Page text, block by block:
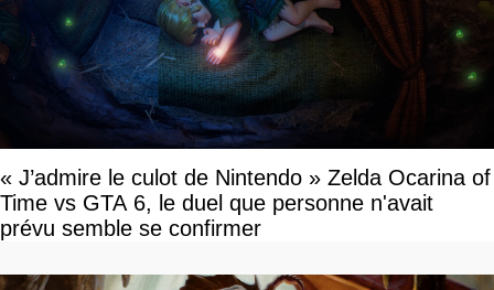
« J’admire le culot de Nintendo » Zelda Ocarina of
Time vs GTA 6, le duel que personne n'avait
prévu semble se confirmer